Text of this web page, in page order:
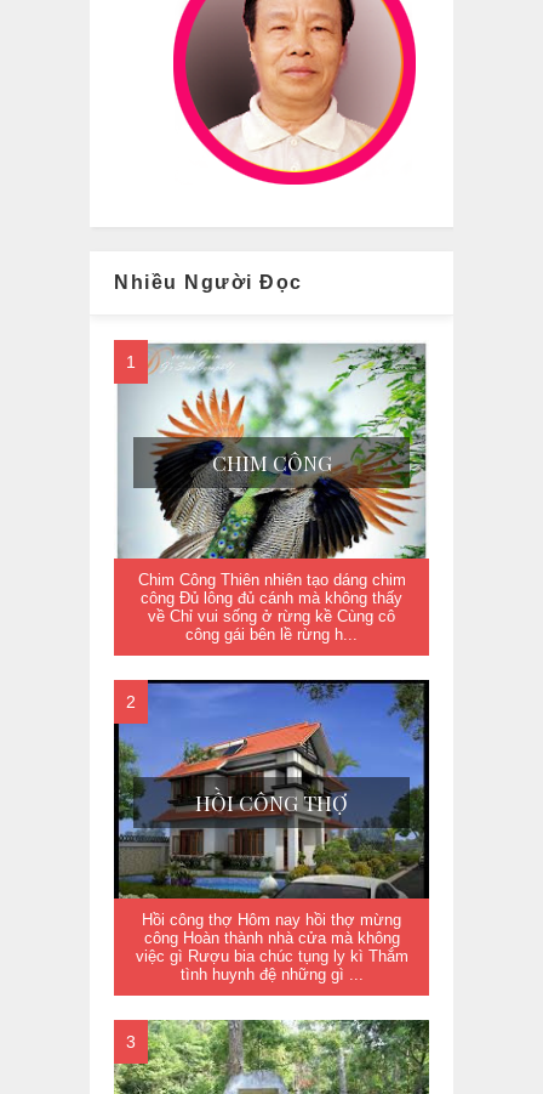
Nhiều Người Đọc
CHIM CÔNG
Chim Công Thiên nhiên tạo dáng chim
công Đủ lông đủ cánh mà không thấy
về Chỉ vui sống ở rừng kề Cùng cô
công gái bên lề rừng h...
HỒI CÔNG THỢ
Hồi công thợ Hôm nay hồi thợ mừng
công Hoàn thành nhà cửa mà không
việc gì Rượu bia chúc tụng ly kì Thắm
tình huynh đệ những gì ...